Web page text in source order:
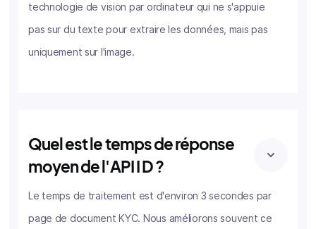
technologie de vision par ordinateur qui ne s'appuie
pas sur du texte pour extraire les données, mais pas
uniquement sur l'image.
Quel est le temps de réponse
moyen de l'API I D ?
Le temps de traitement est d'environ 3 secondes par
page de document KYC. Nous améliorons souvent ce